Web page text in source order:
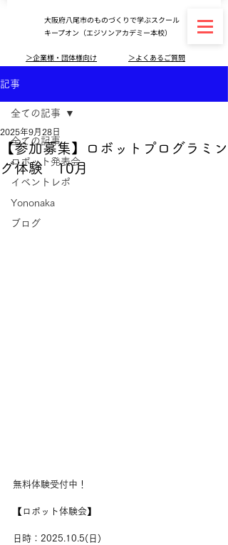
大阪府八尾市のものづくりで学ぶスクール
キープオン（エジソンアカデミー本校）
＞よくあるご質問
＞企業様・団体様向け
記事
全ての記事
ロボット発表会
イベントレポ
Yononaka
ブログ
全ての記事
【参加募集】ロボットプログラミン
グ体験 10月
2025年9月28日
無料体験受付中！
【ロボット体験会】
日時：2025.10.5(日)